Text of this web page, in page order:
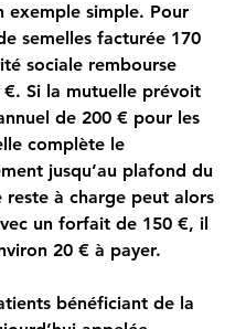
exemple simple. Pour
semelles facturée 170
sociale rembourse
€. Si la mutuelle prévoit
de 200 € pour les
complète le
jusqu’au plafond du
reste à charge peut alors
un forfait de 150 €, il
20 € à payer.
bénéficiant de la